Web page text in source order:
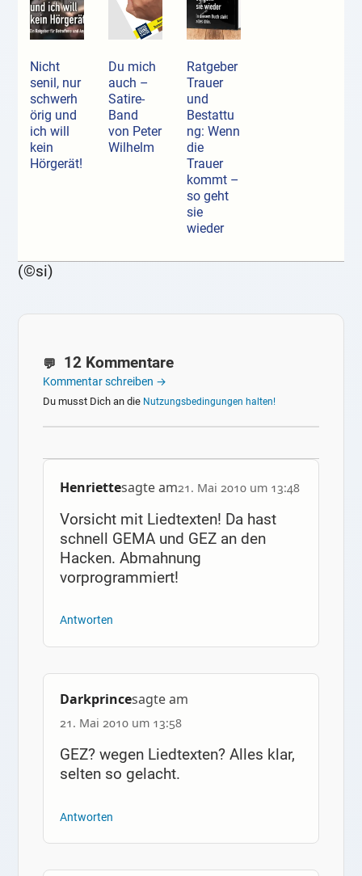
Nicht
senil, nur
schwerh
örig und
ich will
kein
Hörgerät!
Du mich
auch –
Satire-
Band
von Peter
Wilhelm
Ratgeber
Trauer
und
Bestattu
ng: Wenn
die
Trauer
kommt –
so geht
sie
wieder
(©si)
12 Kommentare
Kommentar schreiben →
Du musst Dich an die Nutzungsbedingungen halten!
Henriettesagte am21. Mai 2010 um 13:48
Vorsicht mit Liedtexten! Da hast
schnell GEMA und GEZ an den
Hacken. Abmahnung
vorprogrammiert!
Antworten
Darkprincesagte am
21. Mai 2010 um 13:58
GEZ? wegen Liedtexten? Alles klar,
selten so gelacht.
Antworten